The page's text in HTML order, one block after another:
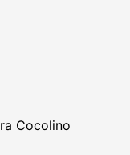
Cocolino